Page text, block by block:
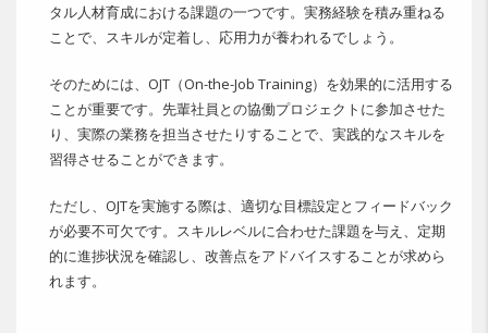
タル人材育成における課題の一つです。実務経験を積み重ねる
ことで、スキルが定着し、応用力が養われるでしょう。
そのためには、OJT（On-the-Job Training）を効果的に活用する
ことが重要です。先輩社員との協働プロジェクトに参加させた
り、実際の業務を担当させたりすることで、実践的なスキルを
習得させることができます。
ただし、OJTを実施する際は、適切な目標設定とフィードバック
が必要不可欠です。スキルレベルに合わせた課題を与え、定期
的に進捗状況を確認し、改善点をアドバイスすることが求めら
れます。